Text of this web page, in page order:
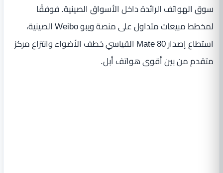
سوق الهواتف الرائدة داخل الأسواق الصينية. فوفقًا
لمخطط مبيعات متداول على منصة ويبو Weibo الصينية،
استطاع إصدار Mate 80 القياسي خطف الأضواء وانتزاع مركز
متقدم من بين أقوى هواتف أبل.